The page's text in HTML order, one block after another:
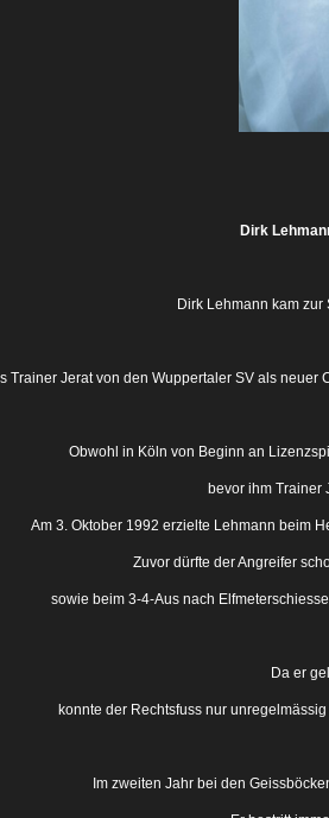
Dirk
Dirk Lehmann kam
Trainer Jerat von den Wuppertaler SV als neuer
Obwohl in Köln von Beginn an
bevor ihm Trainer
Am 3. Oktober 1992 erzielte Lehmann beim
Zuvor dürfte der Angreifer
sowie beim 3-4-Aus nach
Da er
konnte der Rechtsfuss nur
Im zweiten Jahr bei den